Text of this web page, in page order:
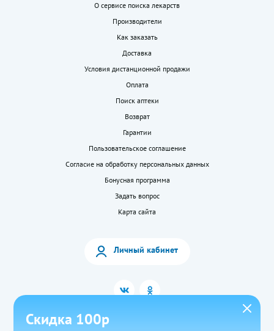
О сервисе поиска лекарств
Производители
Как заказать
Доставка
Условия дистанционной продажи
Оплата
Поиск аптеки
Возврат
Гарантии
Пользовательское соглашение
Согласие на обработку персональных данных
Бонусная программа
Задать вопрос
Карта сайта
Личный кабинет
Скидка 100р